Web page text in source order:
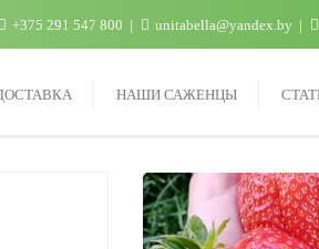
+375 291 547 800 unitabella@yandex.by
НАШИ САЖЕНЦЫ